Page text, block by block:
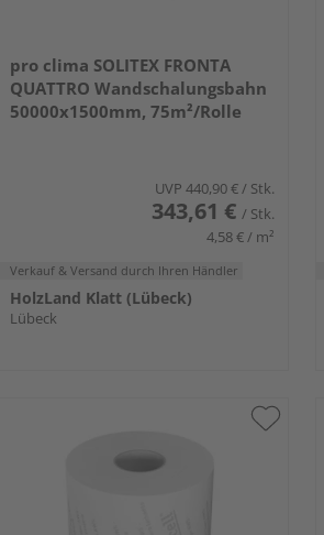
pro clima SOLITEX FRONTA
QUATTRO Wandschalungsbahn
50000x1500mm, 75m²/Rolle
UVP 440,90 €/ Stk.
343,61 € / Stk.
4,58 € / m²
Verkauf & Versand durch Ihren Händler
HolzLand Klatt (Lübeck)
Lübeck